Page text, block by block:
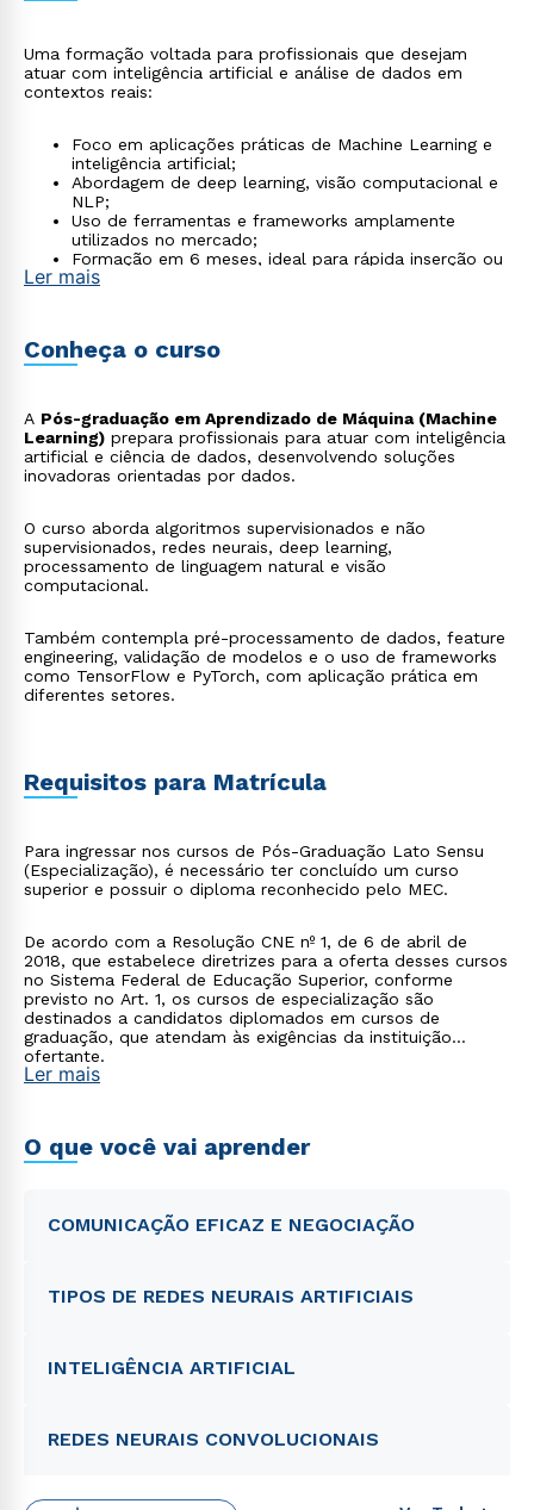
Uma formação voltada para profissionais que desejam
atuar com inteligência artificial e análise de dados em
contextos reais:
Foco em aplicações práticas de Machine Learning e
inteligência artificial;
Abordagem de deep learning, visão computacional e
NLP;
Uso de ferramentas e frameworks amplamente
utilizados no mercado;
Formação em 6 meses, ideal para rápida inserção ou
evolução na área.
Ler mais
Conheça o curso
A Pós-graduação em Aprendizado de Máquina (Machine
Learning) prepara profissionais para atuar com inteligência
artificial e ciência de dados, desenvolvendo soluções
inovadoras orientadas por dados.
O curso aborda algoritmos supervisionados e não
supervisionados, redes neurais, deep learning,
processamento de linguagem natural e visão
computacional.
Também contempla pré-processamento de dados, feature
engineering, validação de modelos e o uso de frameworks
como TensorFlow e PyTorch, com aplicação prática em
diferentes setores.
Requisitos para Matrícula
Para ingressar nos cursos de Pós-Graduação Lato Sensu
(Especialização), é necessário ter concluído um curso
superior e possuir o diploma reconhecido pelo MEC.
De acordo com a Resolução CNE nº 1, de 6 de abril de
2018, que estabelece diretrizes para a oferta desses cursos
no Sistema Federal de Educação Superior, conforme
previsto no Art. 1, os cursos de especialização são
destinados a candidatos diplomados em cursos de
graduação, que atendam às exigências da instituição
ofertante.
Ler mais
O que você vai aprender
COMUNICAÇÃO EFICAZ E NEGOCIAÇÃO
TIPOS DE REDES NEURAIS ARTIFICIAIS
INTELIGÊNCIA ARTIFICIAL
REDES NEURAIS CONVOLUCIONAIS
Rápido e fácil